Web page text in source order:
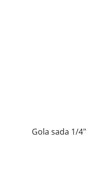
Gola sada 1/